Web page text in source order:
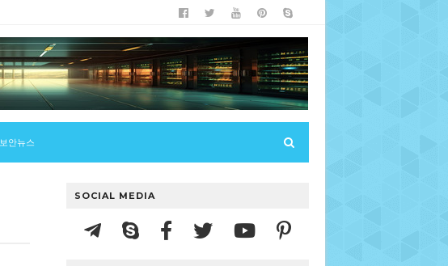
보안뉴스
SOCIAL MEDIA